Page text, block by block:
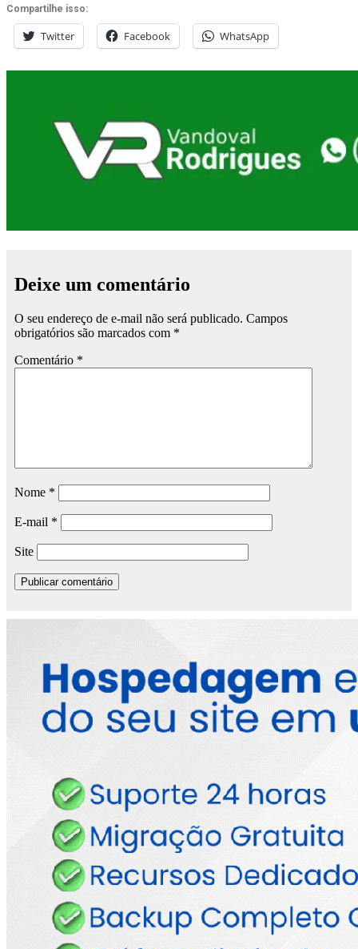
Compartilhe isso:
Twitter Facebook WhatsApp
Deixe um comentário
O seu endereço de e-mail não será publicado. Campos
obrigatórios são marcados com *
Comentário *
Nome *
E-mail *
Site